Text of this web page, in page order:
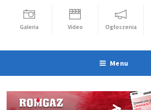
Galeria Video Ogłoszenia
Menu